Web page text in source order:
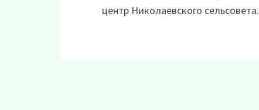
центр Николаевского сельсовета.